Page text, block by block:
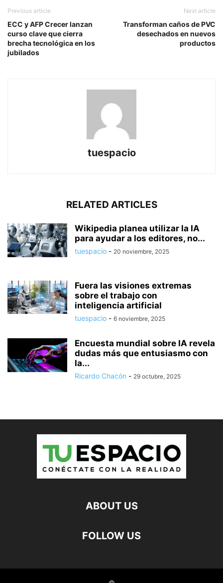
Previous article
ECC y AFP Crecer lanzan
curso clave que cierra
brecha tecnológica en los
jubilados
Next article
Transforman caños de PVC
desechados en nuevos
productos
tuespacio
RELATED ARTICLES
Wikipedia planea utilizar la IA
para ayudar a los editores, no...
tuespacio - 20 noviembre, 2025
Fuera las visiones extremas
sobre el trabajo con
inteligencia artificial
tuespacio - 6 noviembre, 2025
Encuesta mundial sobre IA revela
dudas más que entusiasmo con
la...
Ricardo Chacón - 29 octubre, 2025
ABOUT US
FOLLOW US